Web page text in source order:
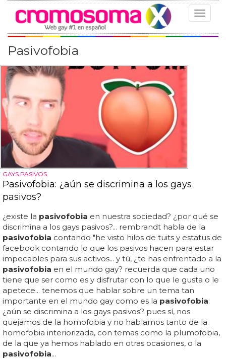
Toggle
Pasivofobia
GAYS PASIVOS
Pasivofobia: ¿aún se discrimina a los gays
pasivos?
¿existe la pasivofobia en nuestra sociedad? ¿por qué se
discrimina a los gays pasivos?... rembrandt habla de la
pasivofobia contando "he visto hilos de tuits y estatus de
facebook contando lo que los pasivos hacen para estar
impecables para sus activos... y tú, ¿te has enfrentado a la
pasivofobia en el mundo gay? recuerda que cada uno
tiene que ser como es y disfrutar con lo que le gusta o le
apetece... tenemos que hablar sobre un tema tan
importante en el mundo gay como es la pasivofobia:
¿aún se discrimina a los gays pasivos? pues sí, nos
quejamos de la homofobia y no hablamos tanto de la
homofobia interiorizada, con temas como la plumofobia,
de la que ya hemos hablado en otras ocasiones, o la
pasivofobia...